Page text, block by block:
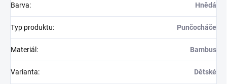
Barva: Hnědá
Typ produktu: Punčocháče
Materiál : Bambus
Varianta: Dětské